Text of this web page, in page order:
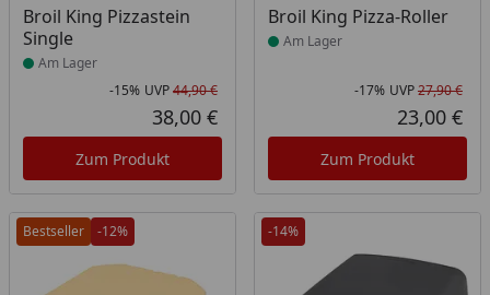
Broil King Pizzastein
Single
Produkt am Lager
Am Lager
Rabatt in Prozent
-15%
Ursprünglicher Preis
UVP44,90 €
Aktueller Preis
38,00 €
Zum Produkt
Broil King Pizza-Roller
Produkt am Lager
Am Lager
-17% UVP27,90 €
23,00 €
Zum Produkt
Bestseller -12% -14%